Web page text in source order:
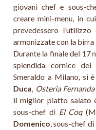
giovani chef e sous-
creare mini-menu, in
prevedessero
armonizzate con la
Durante la finale del 17
splendida cornice del
Smeraldo a Milano, si
Duca, Osteria Fernanda
il miglior piatto salato
sous-chef di El Coq
Domenico, sous-chef di